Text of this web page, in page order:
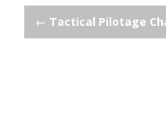
Post
← Tactical Pilotage